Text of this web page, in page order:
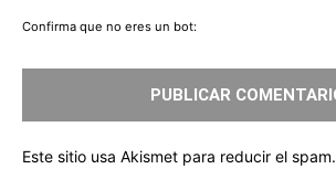
Confirma que no eres un bot:
Este sitio usa Akismet para reducir el spam.